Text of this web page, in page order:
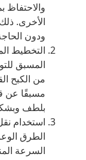
والاحتفاظ
الأخرى.
ودون
التخطيط
المسبق
من الكبح
مسبقًا عن
بلطف
استخدام
الطرق
السرعة